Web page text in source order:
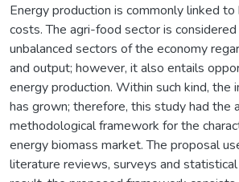
Energy production is commonly linked
costs. The agri-food sector is
unbalanced sectors of the economy
and output; however, it also entails
energy production. Within such kind, the
has grown; therefore, this study had the
methodological framework for the
energy biomass market. The proposal
literature reviews, surveys and